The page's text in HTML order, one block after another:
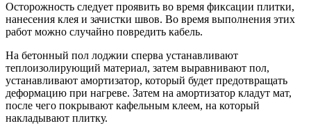
Осторожность следует проявить во время фиксации плитки,
нанесения клея и зачистки швов. Во время выполнения этих
работ можно случайно повредить кабель.
На бетонный пол лоджии сперва устанавливают
теплоизолирующий материал, затем выравнивают пол,
устанавливают амортизатор, который будет предотвращать
деформацию при нагреве. Затем на амортизатор кладут мат,
после чего покрывают кафельным клеем, на который
накладывают плитку.